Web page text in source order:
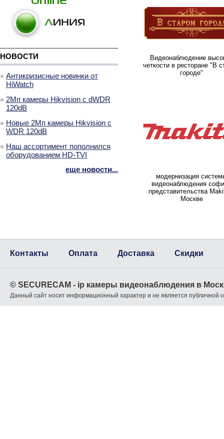
Видеонаблюдение
четкости в ресторане "В
городе"
модернизация
видеонаблюдения
представительства
Москве
НОВОСТИ
Антикризисные новинки от
HiWatch
2Мп камеры Hikvision с dWDR
120dB
Новые 2Мп камеры Hikvision с
WDR 120dB
Наш ассортимент пополнился
оборудованием HD-TVI
еще новости...
Контакты Оплата Доставка Скидки
© SECURECAM - ip камеры видеонаблюдения в
Данный сайт носит информационный характер и не является публичной